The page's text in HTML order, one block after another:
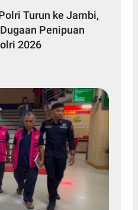
Turun ke Jambi,
Penipuan
2026